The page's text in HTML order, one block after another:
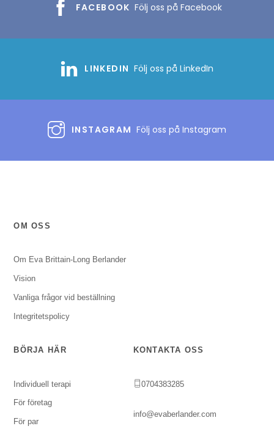
FACEBOOK Följ oss på Facebook
LINKEDIN Följ oss på LinkedIn
INSTAGRAM Följ oss på Instagram
OM OSS
Om Eva Brittain-Long Berlander
Vision
Vanliga frågor vid beställning
Integritetspolicy
BÖRJA HÄR
Individuell terapi
För företag
För par
KONTAKTA OSS
0704383285
info@evaberlander.com